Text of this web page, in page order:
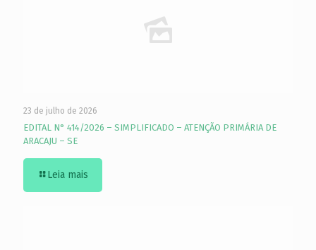
23 de julho de 2026
EDITAL N° 414/2026 – SIMPLIFICADO – ATENÇÃO PRIMÁRIA DE
ARACAJU – SE
Leia mais